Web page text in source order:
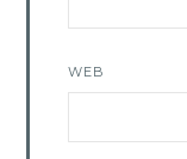
WEB